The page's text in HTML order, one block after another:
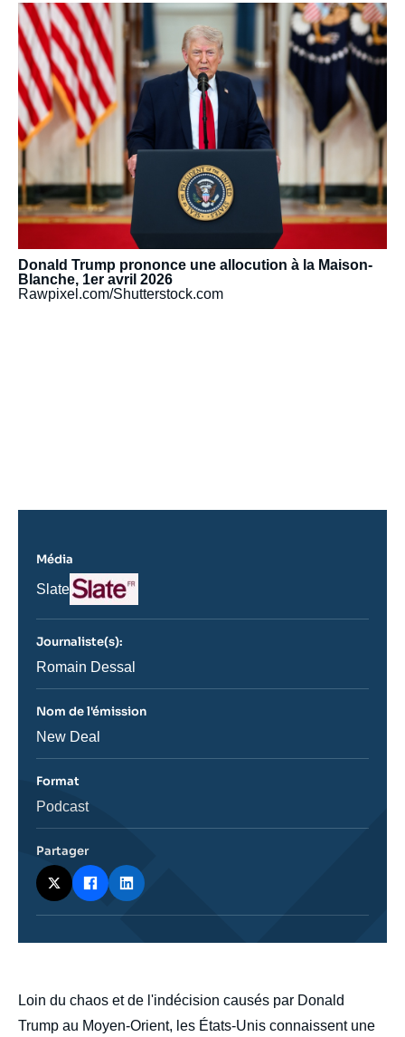
Image
principale
médiatique
Donald Trump prononce une allocution à la Maison-
Blanche, 1er avril 2026
Rawpixel.com/Shutterstock.com
body
Loin du chaos et de l'indécision causés par Donald
Trump au Moyen-Orient, les États-Unis connaissent une
Média
Nom
journal,
ou
émission
Slate
Logo
Journaliste(s):
Journaliste
Romain Dessal
Nom de l'émission
Nom
New Deal
Format
Catégorie
Podcast
Partager